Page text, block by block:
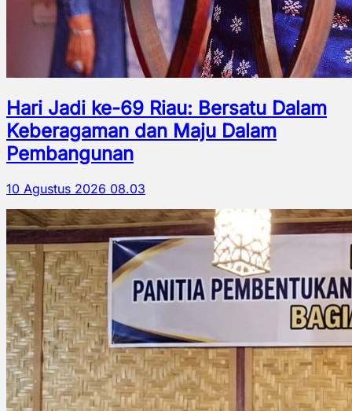
Hari Jadi ke-69 Riau: Bersatu Dalam
Keberagaman dan Maju Dalam
Pembangunan
10 Agustus 2026 08.03